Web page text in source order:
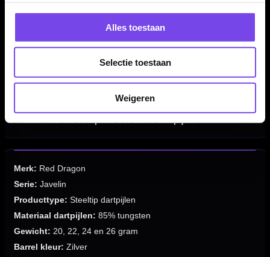
Alles toestaan
Selectie toestaan
Weigeren
Barrel lengte: 54.60 mm
✓ Barrel width 20 gram: 6.00 mm
Barrel width 22 gram: 6.35 mm
Inclusief Red Dragon shafts en Red Dragon flights
Merk: Red Dragon
Serie: Javelin
Producttype: Steeltip dartpijlen
Materiaal dartpijlen: 85% tungsten
Gewicht: 20, 22, 24 en 26 gram
Barrel kleur: Zilver